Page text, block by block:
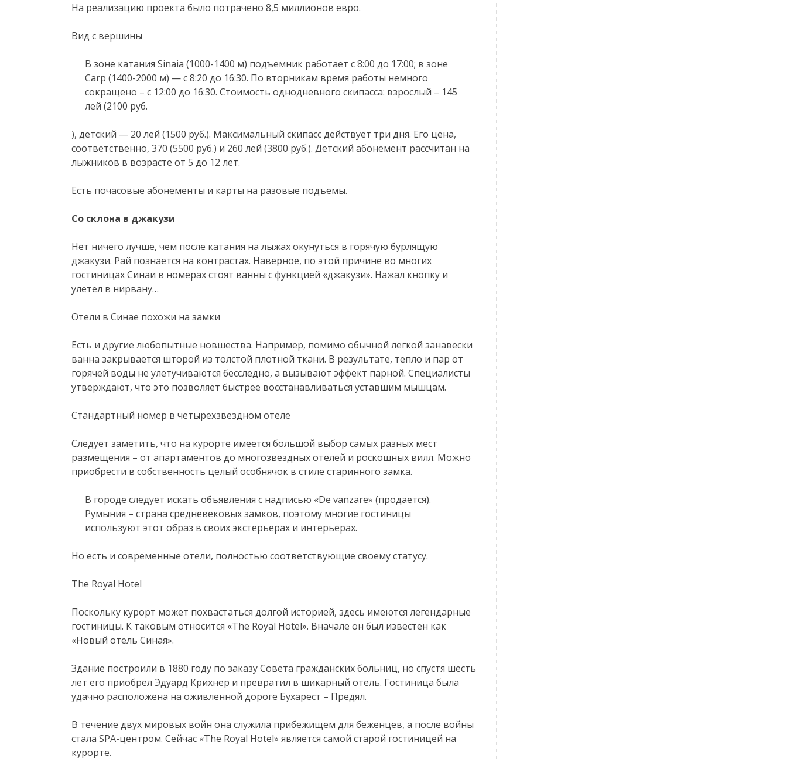
На реализацию проекта было потрачено 8,5 миллионов евро.
Вид с вершины
В зоне катания Sinaia (1000-1400 м) подъемник работает с 8:00 до 17:00; в зоне
Carp (1400-2000 м) — c 8:20 до 16:30. По вторникам время работы немного
сокращено – с 12:00 до 16:30. Стоимость однодневного скипасса: взрослый – 145
лей (2100 руб.
), детский — 20 лей (1500 руб.). Максимальный скипасс действует три дня. Его цена,
соответственно, 370 (5500 руб.) и 260 лей (3800 руб.). Детский абонемент рассчитан на
лыжников в возрасте от 5 до 12 лет.
Есть почасовые абонементы и карты на разовые подъемы.
Со склона в джакузи
Нет ничего лучше, чем после катания на лыжах окунуться в горячую бурлящую
джакузи. Рай познается на контрастах. Наверное, по этой причине во многих
гостиницах Синаи в номерах стоят ванны с функцией «джакузи». Нажал кнопку и
улетел в нирвану…
Отели в Синае похожи на замки
Есть и другие любопытные новшества. Например, помимо обычной легкой занавески
ванна закрывается шторой из толстой плотной ткани. В результате, тепло и пар от
горячей воды не улетучиваются бесследно, а вызывают эффект парной. Специалисты
утверждают, что это позволяет быстрее восстанавливаться уставшим мышцам.
Стандартный номер в четырехзвездном отеле
Следует заметить, что на курорте имеется большой выбор самых разных мест
размещения – от апартаментов до многозвездных отелей и роскошных вилл. Можно
приобрести в собственность целый особнячок в стиле старинного замка.
В городе следует искать объявления с надписью «De vanzare» (продается).
Румыния – страна средневековых замков, поэтому многие гостиницы
используют этот образ в своих экстерьерах и интерьерах.
Но есть и современные отели, полностью соответствующие своему статусу.
The Royal Hotel
Поскольку курорт может похвастаться долгой историей, здесь имеются легендарные
гостиницы. К таковым относится «The Royal Hotel». Вначале он был известен как
«Новый отель Синая».
Здание построили в 1880 году по заказу Совета гражданских больниц, но спустя шесть
лет его приобрел Эдуард Крихнер и превратил в шикарный отель. Гостиница была
удачно расположена на оживленной дороге Бухарест – Предял.
В течение двух мировых войн она служила прибежищем для беженцев, а после войны
стала SPA-центром. Сейчас «The Royal Hotel» является самой старой гостиницей на
курорте.